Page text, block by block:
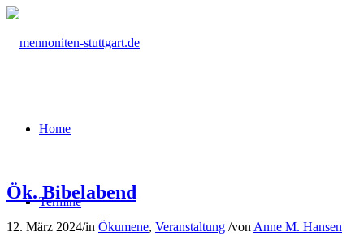
Home
Termine
Ök. Bibelabend
12. März 2024/in Ökumene, Veranstaltung /von Anne M. Hansen